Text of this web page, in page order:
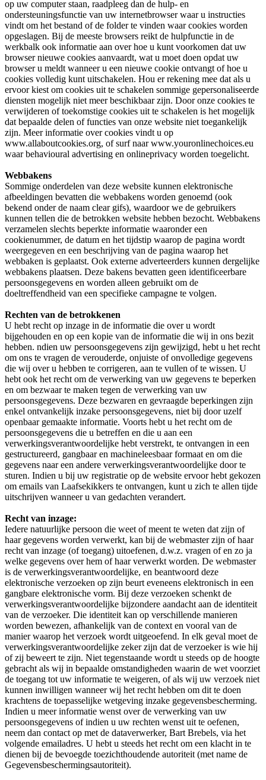
op uw computer staan, raadpleeg dan de hulp- en
ondersteuningsfunctie van uw internetbrowser waar u instructies
vindt om het bestand of de folder te vinden waar cookies worden
opgeslagen. Bij de meeste browsers reikt de hulpfunctie in de
werkbalk ook informatie aan over hoe u kunt voorkomen dat uw
browser nieuwe cookies aanvaardt, wat u moet doen opdat uw
browser u meldt wanneer u een nieuwe cookie ontvangt of hoe u
cookies volledig kunt uitschakelen. Hou er rekening mee dat als u
ervoor kiest om cookies uit te schakelen sommige gepersonaliseerde
diensten mogelijk niet meer beschikbaar zijn. Door onze cookies te
verwijderen of toekomstige cookies uit te schakelen is het mogelijk
dat bepaalde delen of functies van onze website niet toegankelijk
zijn. Meer informatie over cookies vindt u op
www.allaboutcookies.org, of surf naar www.youronlinechoices.eu
waar behavioural advertising en onlineprivacy worden toegelicht.
Webbakens
Sommige onderdelen van deze website kunnen elektronische
afbeeldingen bevatten die webbakens worden genoemd (ook
bekend onder de naam clear gifs), waardoor we de gebruikers
kunnen tellen die de betrokken website hebben bezocht. Webbakens
verzamelen slechts beperkte informatie waaronder een
cookienummer, de datum en het tijdstip waarop de pagina wordt
weergegeven en een beschrijving van de pagina waarop het
webbaken is geplaatst. Ook externe adverteerders kunnen dergelijke
webbakens plaatsen. Deze bakens bevatten geen identificeerbare
persoonsgegevens en worden alleen gebruikt om de
doeltreffendheid van een specifieke campagne te volgen.
Rechten van de betrokkenen
U hebt recht op inzage in de informatie die over u wordt
bijgehouden en op een kopie van de informatie die wij in ons bezit
hebben. ndien uw persoonsgegevens zijn gewijzigd, hebt u het recht
om ons te vragen de verouderde, onjuiste of onvolledige gegevens
die wij over u hebben te corrigeren, aan te vullen of te wissen. U
hebt ook het recht om de verwerking van uw gegevens te beperken
en om bezwaar te maken tegen de verwerking van uw
persoonsgegevens. Deze bezwaren en gevraagde beperkingen zijn
enkel ontvankelijk inzake persoonsgegevens, niet bij door uzelf
openbaar gemaakte informatie. Voorts hebt u het recht om de
persoonsgegevens die u betreffen en die u aan een
verwerkingsverantwoordelijke hebt verstrekt, te ontvangen in een
gestructureerd, gangbaar en machineleesbaar formaat en om die
gegevens naar een andere verwerkingsverantwoordelijke door te
sturen. Indien u bij uw registratie op de website ervoor hebt gekozen
om emails van Laafsekikkers te ontvangen, kunt u zich te allen tijde
uitschrijven wanneer u van gedachten verandert.
Recht van inzage:
Iedere natuurlijke persoon die weet of meent te weten dat zijn of
haar gegevens worden verwerkt, kan bij de webmaster zijn of haar
recht van inzage (of toegang) uitoefenen, d.w.z. vragen of en zo ja
welke gegevens over hem of haar verwerkt worden. De webmaster
is de verwerkingsverantwoordelijke, en beantwoord deze
elektronische verzoeken op zijn beurt eveneens elektronisch in een
gangbare elektronische vorm. Bij deze verzoeken schenkt de
verwerkingsverantwoordelijke bijzondere aandacht aan de identiteit
van de verzoeker. Die identiteit kan op verschillende manieren
worden bewezen, afhankelijk van de context en vooral van de
manier waarop het verzoek wordt uitgeoefend. In elk geval moet de
verwerkingsverantwoordelijke zeker zijn dat de verzoeker is wie hij
of zij beweert te zijn. Niet tegenstaande wordt u steeds op de hoogte
gebracht als wij in bepaalde omstandigheden waarin de wet voorziet
de toegang tot uw informatie te weigeren, of als wij uw verzoek niet
kunnen inwilligen wanneer wij het recht hebben om dit te doen
krachtens de toepasselijke wetgeving inzake gegevensbescherming.
Indien u meer informatie wenst over de verwerking van uw
persoonsgegevens of indien u uw rechten wenst uit te oefenen,
neem dan contact op met de dataverwerker, Bart Brebels, via het
volgende emailadres. U hebt u steeds het recht om een klacht in te
dienen bij de bevoegde toezichthoudende autoriteit (met name de
Gegevensbeschermingsautoriteit).